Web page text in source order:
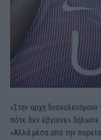
«Στην αρχή
πότε δεν έβγαινε»
«Αλλά μέσα από την